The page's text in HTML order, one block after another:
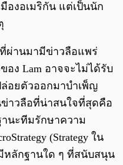
องอเมริกัน แต่เป็นนัก
ผ่านมามีข่าวลือแพร่
อง Lam อาจจะไม่ได้รับ
อยตัวออกมาบำเพ็ญ
าวลือที่น่าสนใจที่สุดคือ
านะทีมรักษาความ
(Strategy ใน
หลักฐานใด ๆ ที่สนับสนุน